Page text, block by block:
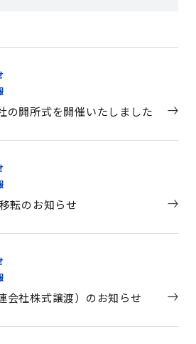
の開所式を開催いたしました
転のお知らせ
会社株式譲渡）のお知らせ